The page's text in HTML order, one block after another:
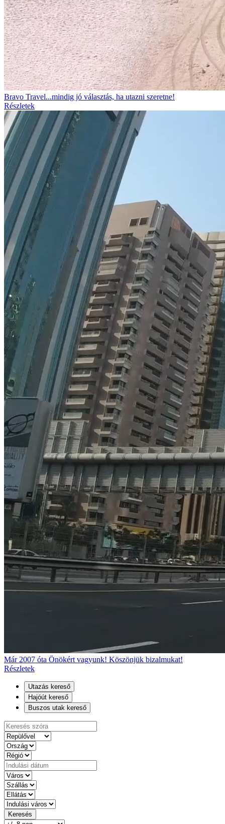
Bravo Travel...mindig jó választás, ha utazni szeretne!
Részletek
Már 2007 óta Önökért vagyunk! Köszönjük bizalmukat!
Részletek
Utazás kereső
Hajóút kereső
Buszos utak kereső
Keresés